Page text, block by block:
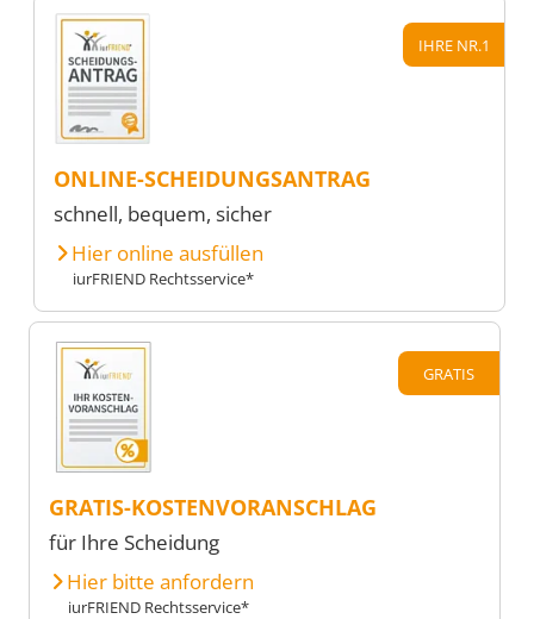
IHRE NR.1
ONLINE-SCHEIDUNGSANTRAG
schnell, bequem, sicher
Hier online ausfüllen
iurFRIEND Rechtsservice*
GRATIS
GRATIS-KOSTENVORANSCHLAG
für Ihre Scheidung
Hier bitte anfordern
iurFRIEND Rechtsservice*